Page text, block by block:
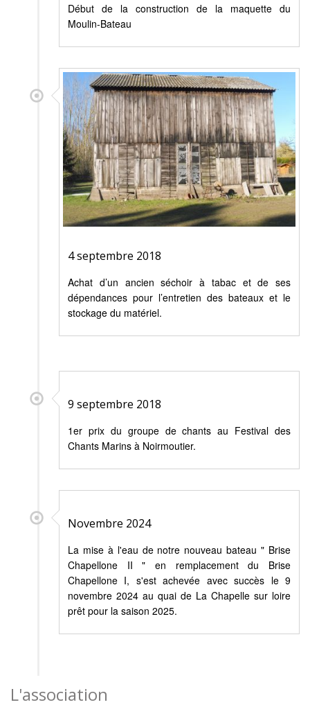
Début de la construction de la maquette du
Moulin-Bateau
4 septembre 2018
Achat d’un ancien séchoir à tabac et de ses
dépendances pour l’entretien des bateaux et le
stockage du matériel.
9 septembre 2018
1er prix du groupe de chants au Festival des
Chants Marins à Noirmoutier.
Novembre 2024
La mise à l'eau de notre nouveau bateau " Brise
Chapellone II " en remplacement du Brise
Chapellone I, s'est achevée avec succès le 9
novembre 2024 au quai de La Chapelle sur loire
prêt pour la saison 2025.
L'association